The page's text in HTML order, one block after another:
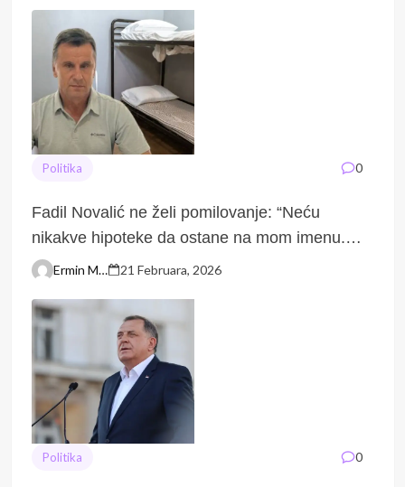
Politika 0
Fadil Novalić ne želi pomilovanje: “Neću
nikakve hipoteke da ostane na mom imenu.
Nevin ležim u zatvoru”
Ermin Macić 21 Februara, 2026
Politika 0